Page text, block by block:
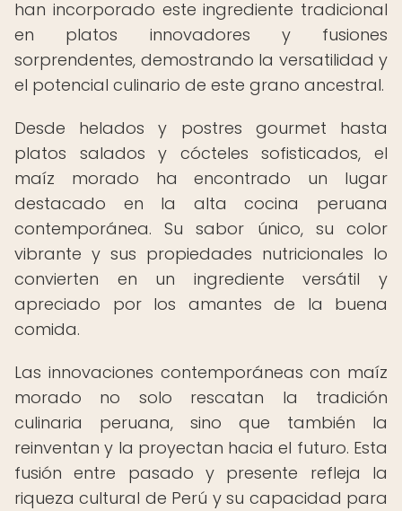
han incorporado este ingrediente tradicional
en platos innovadores y fusiones
sorprendentes, demostrando la versatilidad y
el potencial culinario de este grano ancestral.
Desde helados y postres gourmet hasta
platos salados y cócteles sofisticados, el
maíz morado ha encontrado un lugar
destacado en la alta cocina peruana
contemporánea. Su sabor único, su color
vibrante y sus propiedades nutricionales lo
convierten en un ingrediente versátil y
apreciado por los amantes de la buena
comida.
Las innovaciones contemporáneas con maíz
morado no solo rescatan la tradición
culinaria peruana, sino que también la
reinventan y la proyectan hacia el futuro. Esta
fusión entre pasado y presente refleja la
riqueza cultural de Perú y su capacidad para